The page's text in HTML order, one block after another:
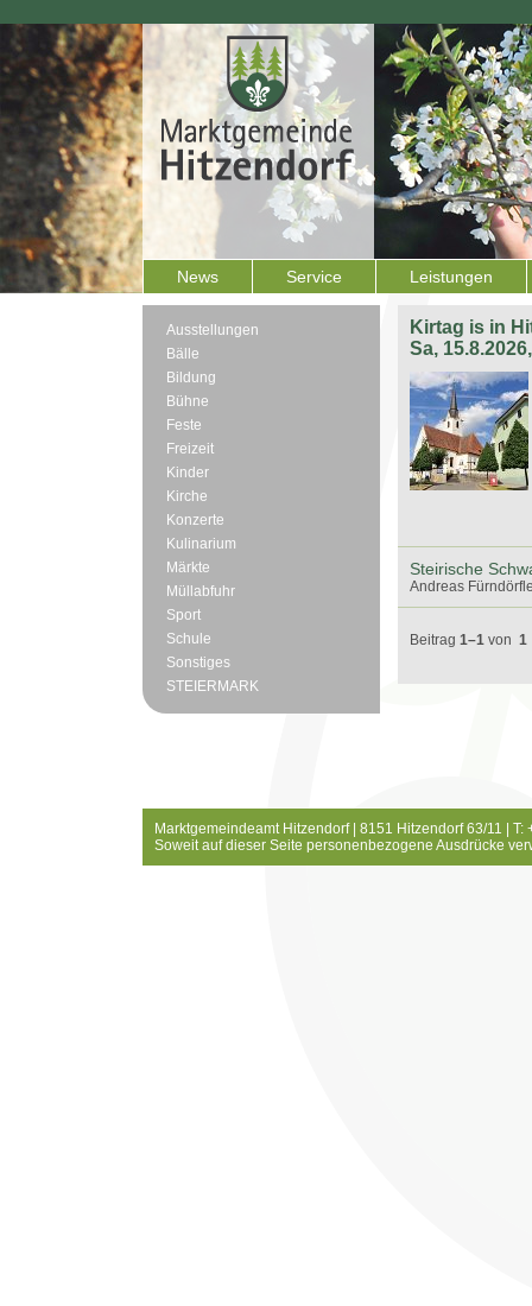
News Service Leistungen
Ausstellungen
Bälle
Bildung
Bühne
Feste
Freizeit
Kinder
Kirche
Konzerte
Kulinarium
Märkte
Müllabfuhr
Sport
Schule
Sonstiges
STEIERMARK
Kirtag is in
Sa,
Steirische
Andreas
Beitrag 1–1 von 1
Marktgemeindeamt Hitzendorf | 8151 Hitzendorf 63/11 |
Soweit auf dieser Seite personenbezogene Ausdrücke